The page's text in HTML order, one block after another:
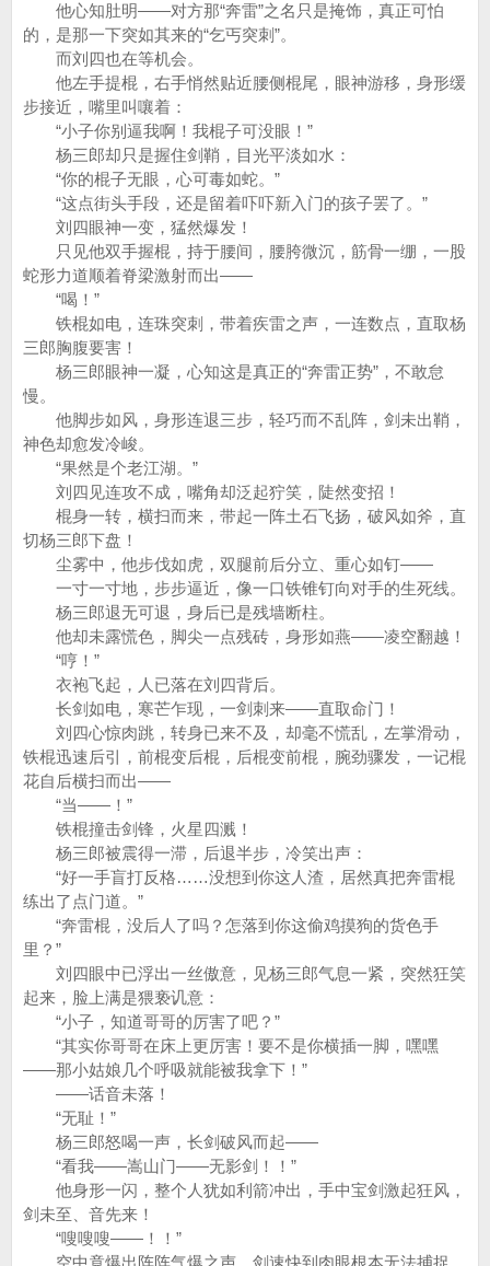
他心知肚明——对方那“奔雷”之名只是掩饰，真正可怕
的，是那一下突如其来的“乞丐突刺”。
而刘四也在等机会。
他左手提棍，右手悄然贴近腰侧棍尾，眼神游移，身形缓
步接近，嘴里叫嚷着：
“小子你别逼我啊！我棍子可没眼！”
杨三郎却只是握住剑鞘，目光平淡如水：
“你的棍子无眼，心可毒如蛇。”
“这点街头手段，还是留着吓吓新入门的孩子罢了。”
刘四眼神一变，猛然爆发！
只见他双手握棍，持于腰间，腰胯微沉，筋骨一绷，一股
蛇形力道顺着脊梁激射而出——
“喝！”
铁棍如电，连珠突刺，带着疾雷之声，一连数点，直取杨
三郎胸腹要害！
杨三郎眼神一凝，心知这是真正的“奔雷正势”，不敢怠
慢。
他脚步如风，身形连退三步，轻巧而不乱阵，剑未出鞘，
神色却愈发冷峻。
“果然是个老江湖。”
刘四见连攻不成，嘴角却泛起狞笑，陡然变招！
棍身一转，横扫而来，带起一阵土石飞扬，破风如斧，直
切杨三郎下盘！
尘雾中，他步伐如虎，双腿前后分立、重心如钉——
一寸一寸地，步步逼近，像一口铁锥钉向对手的生死线。
杨三郎退无可退，身后已是残墙断柱。
他却未露慌色，脚尖一点残砖，身形如燕——凌空翻越！
“哼！”
衣袍飞起，人已落在刘四背后。
长剑如电，寒芒乍现，一剑刺来——直取命门！
刘四心惊肉跳，转身已来不及，却毫不慌乱，左掌滑动，
铁棍迅速后引，前棍变后棍，后棍变前棍，腕劲骤发，一记棍
花自后横扫而出——
“当——！”
铁棍撞击剑锋，火星四溅！
杨三郎被震得一滞，后退半步，冷笑出声：
“好一手盲打反格……没想到你这人渣，居然真把奔雷棍
练出了点门道。”
“奔雷棍，没后人了吗？怎落到你这偷鸡摸狗的货色手
里？”
刘四眼中已浮出一丝傲意，见杨三郎气息一紧，突然狂笑
起来，脸上满是猥亵讥意：
“小子，知道哥哥的厉害了吧？”
“其实你哥哥在床上更厉害！要不是你横插一脚，嘿嘿
——那小姑娘几个呼吸就能被我拿下！”
——话音未落！
“无耻！”
杨三郎怒喝一声，长剑破风而起——
“看我——嵩山门——无影剑！！”
他身形一闪，整个人犹如利箭冲出，手中宝剑激起狂风，
剑未至、音先来！
“嗖嗖嗖——！！”
空中竟爆出阵阵气爆之声，剑速快到肉眼根本无法捕捉，